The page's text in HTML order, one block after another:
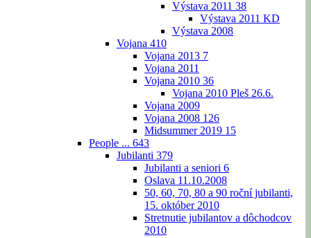
Výstava 2011 38
Výstava 2011 KD
Výstava 2008
Vojana 410
Vojana 2013 7
Vojana 2011
Vojana 2010 36
Vojana 2010 Pleš 26.6.
Vojana 2009
Vojana 2008 126
Midsummer 2019 15
People ... 643
Jubilanti 379
Jubilanti a seniori 6
Oslava 11.10.2008
50, 60, 70, 80 a 90 roční jubilanti,
15. október 2010
Stretnutie jubilantov a dôchodcov
2010